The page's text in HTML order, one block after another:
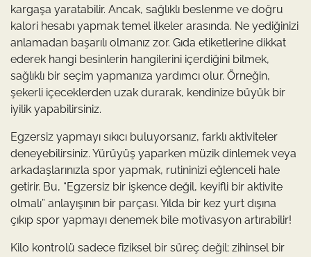
kargaşa yaratabilir. Ancak, sağlıklı beslenme ve doğru
kalori hesabı yapmak temel ilkeler arasında. Ne yediğinizi
anlamadan başarılı olmanız zor. Gıda etiketlerine dikkat
ederek hangi besinlerin hangilerini içerdiğini bilmek,
sağlıklı bir seçim yapmanıza yardımcı olur. Örneğin,
şekerli içeceklerden uzak durarak, kendinize büyük bir
iyilik yapabilirsiniz.
Egzersiz yapmayı sıkıcı buluyorsanız, farklı aktiviteler
deneyebilirsiniz. Yürüyüş yaparken müzik dinlemek veya
arkadaşlarınızla spor yapmak, rutininizi eğlenceli hale
getirir. Bu, “Egzersiz bir işkence değil, keyifli bir aktivite
olmalı” anlayışının bir parçası. Yılda bir kez yurt dışına
çıkıp spor yapmayı denemek bile motivasyon artırabilir!
Kilo kontrolü sadece fiziksel bir süreç değil; zihinsel bir